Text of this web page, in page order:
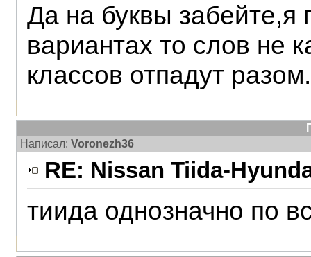
Да на буквы забейте,я
вариантах то слов не
классов отпадут разом.
Написал: Voronezh36
RE: Nissan Tiida-
тиида однозначно по